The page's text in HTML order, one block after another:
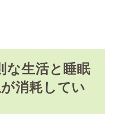
な生活と睡眠
消耗してい